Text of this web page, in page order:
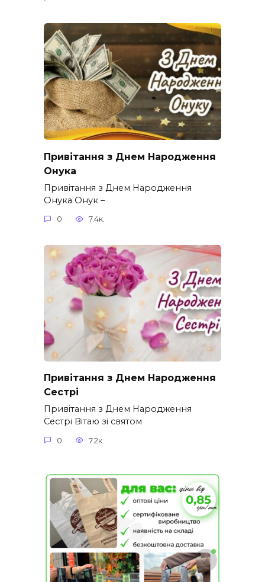
Привітання з Днем Народження
Онука
Привітання з Днем Народження
Онука Онук –
0 7.4к.
Привітання з Днем Народження
Сестрі
Привітання з Днем Народження
Сестрі Вітаю зі святом
0 7.2к.